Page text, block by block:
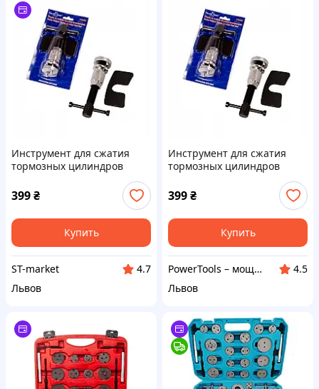
Инструмент для сжатия
тормозных цилиндров
399₴
Купить
ST-market
4.7
Львов
Инструмент для сжатия
тормозных цилиндров
399₴
Купить
PowerTools – мощные инструменты
4.5
Львов